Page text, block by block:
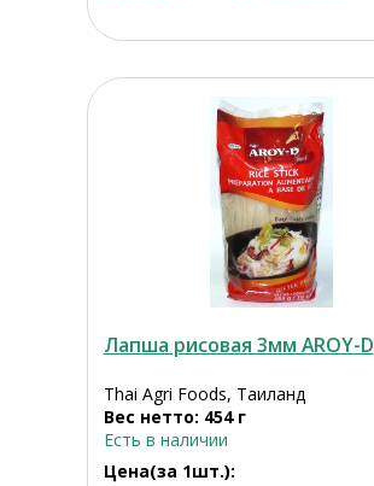
Лапша рисовая 3мм AROY-D
Thai Agri Foods, Таиланд
Вес нетто: 454 г
Есть в наличии
Цена(за 1шт.):